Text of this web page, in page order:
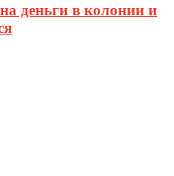
деньги в колонии и